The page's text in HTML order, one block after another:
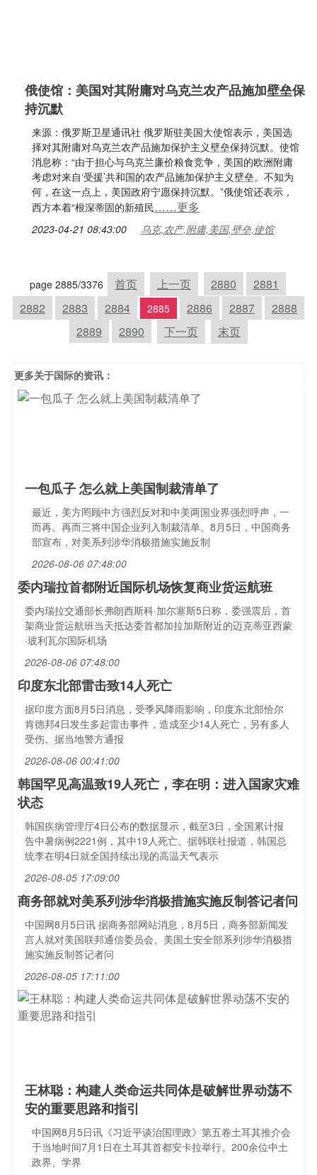
俄使馆：美国对其附庸对乌克兰农产品施加壁垒保
持沉默
来源：俄罗斯卫星通讯社 俄罗斯驻美国大使馆表示，美国选
择对其附庸对乌克兰农产品施加保护主义壁垒保持沉默。使馆
消息称：“由于担心与乌克兰廉价粮食竞争，美国的欧洲附庸
考虑对来自‘受援’共和国的农产品施加保护主义壁垒。不知为
何，在这一点上，美国政府宁愿保持沉默。”俄使馆还表示，
西方本着“根深蒂固的新殖民……更多
2023-04-21 08:43:00 乌克,农产,附庸,美国,壁垒,使馆
page 2885/3376 首页 上一页 2880
2881
2882
2883 2884 2885 2886 2887
2888
2889
2890 下一页 末页
更多关于国际的资讯：
一包瓜子 怎么就上美国制裁清单了
最近，美方罔顾中方强烈反对和中美两国业界强烈呼声，一
而再、再而三将中国企业列入制裁清单。8月5日，中国商务
部宣布，对美系列涉华消极措施实施反制
2026-08-06 07:48:00
委内瑞拉首都附近国际机场恢复商业货运航班
委内瑞拉交通部长弗朗西斯科·加尔塞斯5日称，委强震后，首
架商业货运航班当天抵达委首都加拉加斯附近的迈克蒂亚西蒙
·玻利瓦尔国际机场
2026-08-06 07:48:00
印度东北部雷击致14人死亡
据印度方面8月5日消息，受季风降雨影响，印度东北部恰尔
肯德邦4日发生多起雷击事件，造成至少14人死亡，另有多人
受伤。据当地警方通报
2026-08-06 00:41:00
韩国罕见高温致19人死亡，李在明：进入国家灾难
状态
韩国疾病管理厅4日公布的数据显示，截至3日，全国累计报
告中暑病例2221例，其中19人死亡。据韩联社报道，韩国总
统李在明4日就全国持续出现的高温天气表示
2026-08-05 17:09:00
商务部就对美系列涉华消极措施实施反制答记者问
中国网8月5日讯 据商务部网站消息，8月5日，商务部新闻发
言人就对美国联邦通信委员会、美国土安全部系列涉华消极措
施实施反制答记者问
2026-08-05 17:11:00
王林聪：构建人类命运共同体是破解世界动荡不
安的重要思路和指引
中国网8月5日讯《习近平谈治国理政》第五卷土耳其推介会
于当地时间7月1日在土耳其首都安卡拉举行。200余位中土
政界、学界